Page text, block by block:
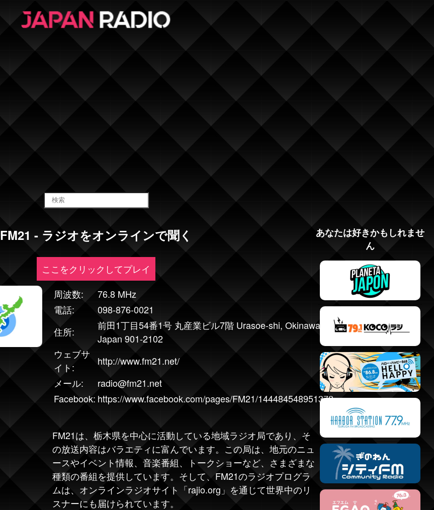
FM21 - ラジオをオンラインで聞く
ここをクリックしてプレイ
周波数:
76.8 MHz
電話:
098-876-0021
住所:
前田1丁目54番1号 丸産業ビル7階 Urasoe-shi, Okinawa,
Japan 901-2102
ウェブサ
イト:
http://www.fm21.net/
メール:
radio@fm21.net
Facebook: https://www.facebook.com/pages/FM21/144484548951378
FM21は、栃木県を中心に活動している地域ラジオ局であり、そ
の放送内容はバラエティに富んでいます。この局は、地元のニュ
ースやイベント情報、音楽番組、トークショーなど、さまざまな
種類の番組を提供しています。そして、FM21のラジオプログラ
ムは、オンラインラジオサイト「rajio.org 」を通じて世界中のリ
スナーにも届けられています。
あなたは好きかもしれませ
ん